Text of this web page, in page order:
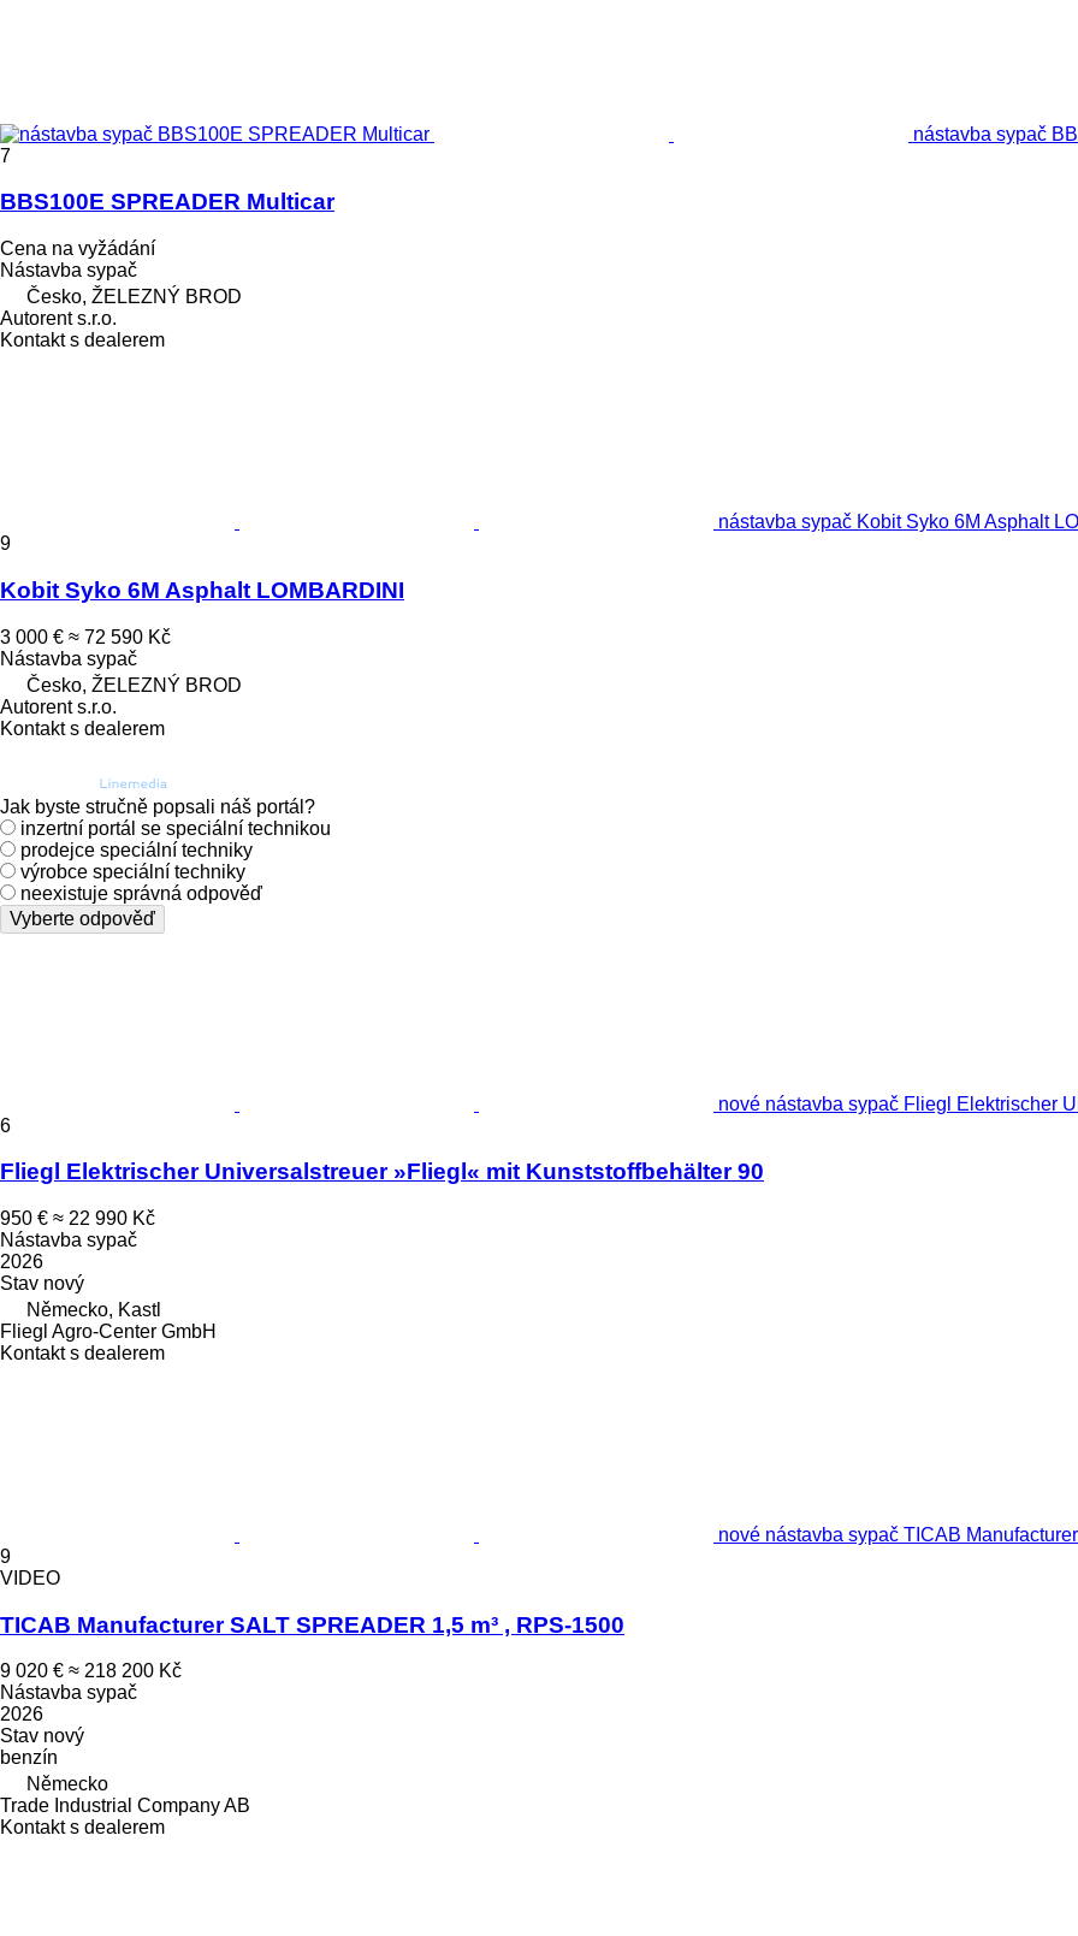
nástavba sypač
7
BBS100E SPREADER Multicar
Cena na vyžádání
Nástavba sypač
Česko, ŽELEZNÝ BROD
Autorent s.r.o.
Kontakt s dealerem
nástavba sypač Kobit Syko 6M Asphalt
9
Kobit Syko 6M Asphalt LOMBARDINI
3 000 € ≈ 72 590 Kč
Nástavba sypač
Česko, ŽELEZNÝ BROD
Autorent s.r.o.
Kontakt s dealerem
Jak byste stručně popsali náš portál?
inzertní portál se speciální technikou
prodejce speciální techniky
výrobce speciální techniky
neexistuje správná odpověď
Vyberte odpověď
nové nástavba sypač Fliegl Elektrischer
6
Fliegl Elektrischer Universalstreuer »Fliegl« mit Kunststoffbehälter 90
950 € ≈ 22 990 Kč
Nástavba sypač
2026
Stav nový
Německo, Kastl
Fliegl Agro-Center GmbH
Kontakt s dealerem
nové nástavba sypač TICAB
9
VIDEO
TICAB Manufacturer SALT SPREADER 1,5 m³ , RPS-1500
9 020 € ≈ 218 200 Kč
Nástavba sypač
2026
Stav nový
benzín
Německo
Trade Industrial Company AB
Kontakt s dealerem